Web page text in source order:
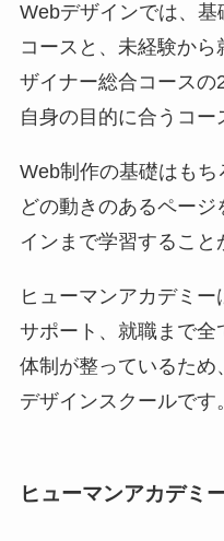
Webデザインでは、
コースと、未経験か
ザイナー総合コースの
自身の目的に合うコー
Web制作の基礎はも
どの動きのあるペー
インまで学習すること
ヒューマンアカデミ
サポート、就職まで全
体制が整っているた
デザインスクールです。
ヒューマンアカデミ